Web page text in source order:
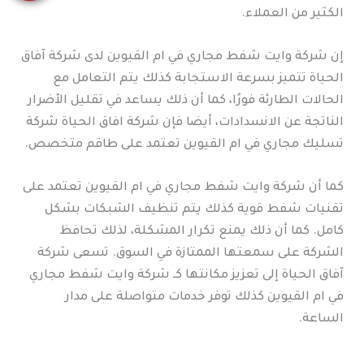
الكثير من العملاء.
إن شركة وايت شفط مجاري في ام القيوين لدى شركة آفاق
الحياة تتميز بسرعة الاستجابة كذلك يتم التعامل مع
الحالات الطارئة فورًا، كما أن ذلك يساعد في تقليل الأضرار
الناتجة عن الانسدادات، أيضا فإن شركة افاق الحياة شركة
تسليك مجاري في ام القيوين تعتمد على طاقم متخصص.
كما أن شركة وايت شفط مجاري في ام القيوين تعتمد على
تقنيات شفط قوية كذلك يتم تنظيف الشبكات بشكل
كامل. كما أن ذلك يمنع تكرار المشكلة، لذلك تحافظ
الشركة على سمعتها الممتازة في السوق. تسعى شركة
آفاق الحياة إلى تعزيز مكانتها كـ شركة وايت شفط مجاري
في ام القيوين كذلك توفر خدمات متواصلة على مدار
الساعة.